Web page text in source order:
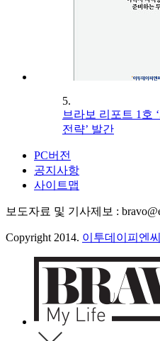
5.
브라보 리포트 1호
전략’ 발간
PC버전
공지사항
사이트맵
보도자료 및 기사제보 :
Copyright 2014. 이투데이피엔씨